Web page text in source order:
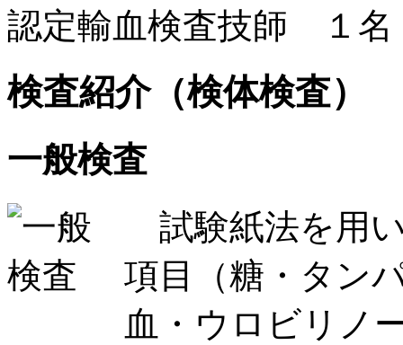
認定輸血検査技師 １名
検査紹介（検体検査）
一般検査
試験紙法を用
項目（糖・タン
血・ウロビリノ